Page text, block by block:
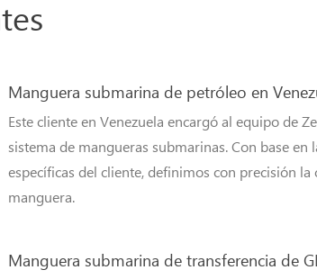
Manguera submarina de petróleo en
Este cliente en Venezuela encargó al equipo de
sistema de mangueras submarinas. Con base en
específicas del cliente, definimos con precisión
manguera.
Manguera submarina de transferencia de